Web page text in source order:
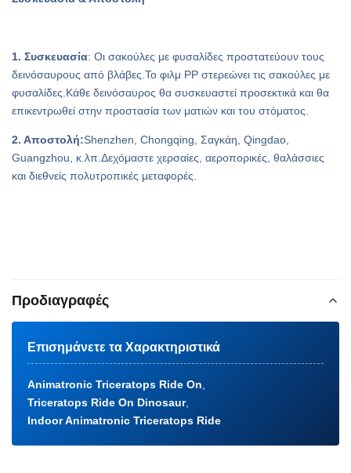
1. Συσκευασία: Οι σακούλες με φυσαλίδες προστατεύουν τους
δεινόσαυρους από βλάβες.Το φιλμ PP στερεώνει τις σακούλες με
φυσαλίδες.Κάθε δεινόσαυρος θα συσκευαστεί προσεκτικά και θα
επικεντρωθεί στην προστασία των ματιών και του στόματος.
2. Αποστολή:Shenzhen, Chongqing, Σαγκάη, Qingdao,
Guangzhou, κ.λπ.Δεχόμαστε χερσαίες, αεροπορικές, θαλάσσιες
και διεθνείς πολυτροπικές μεταφορές.
Προδιαγραφές
Επισημάνετε τα Χαρακτηριστικά
Animatronic Triceratops Ride On
Triceratops Ride On Dinosaur,
Indoor Animatronic Triceratops Ride